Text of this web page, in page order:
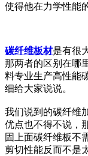
使得他在力学性能
碳纤维板材是有很
那两者的区别在哪
料专业生产高性能
细给大家说说。
我们说到的碳纤维
优点也不得不说，
固上面碳纤维板不
剪切性能反而不是